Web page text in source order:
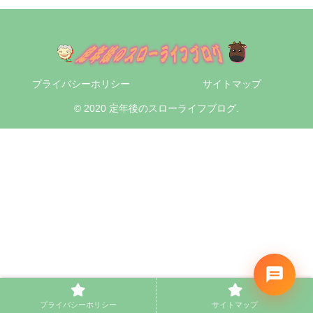
プライバシーホリシー サイトマップ
© 2020 定年後のスローライフブログ.
プライバシーホリシー サイトマップ